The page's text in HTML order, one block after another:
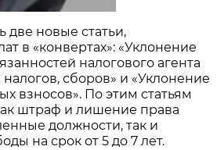
две новые статьи,
в «конвертах»: «Уклонение
налогового агента
сборов» и «Уклонение
взносов». По этим статьям
штраф и лишение права
должности, так и
на срок от 5 до 7 лет.